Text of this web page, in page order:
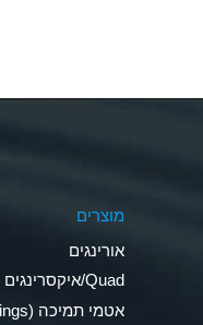
Anhydrous
Gas (hot)
מוצרים
אורינגים
Quad/איקסרינגים (X-Rings)
אטמי תמיכה (Back-up Rings)